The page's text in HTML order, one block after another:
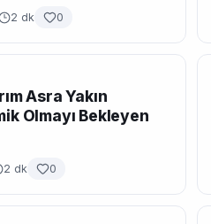
2 dk 0
Asra Yakın
Olmayı Bekleyen
2 dk 0